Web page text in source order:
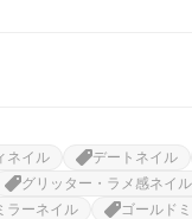
ネイル デートネイル
グリッター・ラメ感ネイル
ラーネイル ゴールド